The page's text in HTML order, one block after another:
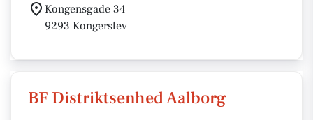
Kongensgade 34
9293 Kongerslev
BF Distriktsenhed Aalborg